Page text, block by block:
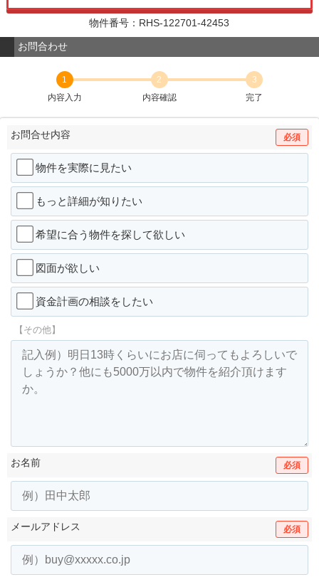
物件番号：RHS-122701-42453
お問合わせ
1
内容入力
2
内容確認
3
完了
お問合せ内容 必須
物件を実際に見たい
もっと詳細が知りたい
希望に合う物件を探して欲しい
図面が欲しい
資金計画の相談をしたい
【その他】
お名前 必須
メールアドレス 必須